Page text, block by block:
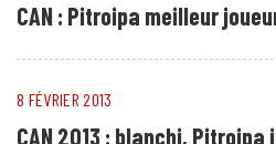
CAN : Pitroipa meilleur
8 FÉVRIER 2013
CAN 2013 : blanchi,